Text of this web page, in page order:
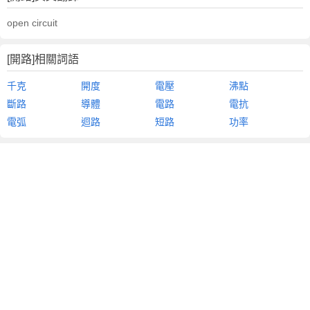
open circuit
[開路]相關詞語
千克 開度 電壓
沸點
斷路
導體 電路
電抗
電弧
迴路 短路 功率